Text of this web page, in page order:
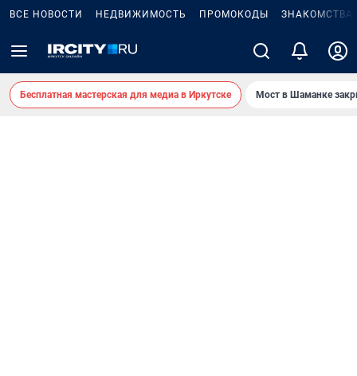
ВСЕ НОВОСТИ НЕДВИЖИМОСТЬ ПРОМОКОДЫ ЗНАКОМСТВА
Бесплатная мастерская для медиа в Иркутске Мост в Шаманке